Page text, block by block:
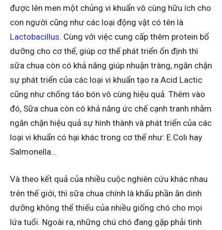
được lên men một chủng vi khuẩn vô cùng hữu ích cho
con người cũng như các loại động vật có tên là
Lactobacillus. Cùng với việc cung cấp thêm protein bổ
dưỡng cho cơ thể, giúp cơ thể phát triển ổn định thì
sữa chua còn có khả năng giúp nhuận tràng, ngăn chặn
sự phát triển của các loại vi khuẩn tạo ra Acid Lactic
cũng như chống táo bón vô cùng hiệu quả. Thêm vào
đó, Sữa chua còn có khả năng ức chế cạnh tranh nhằm
ngăn chặn hiệu quả sự hình thành và phát triển của các
loại vi khuẩn có hại khác trong cơ thể như: E.Coli hay
Salmonella…
Và theo kết quả của nhiều cuộc nghiên cứu khác nhau
trên thế giới, thì sữa chua chính là khẩu phần ăn dinh
dưỡng không thể thiếu của nhiều giống chó cho mọi
lứa tuổi. Ngoài ra, những chú chó đang gặp phải tình